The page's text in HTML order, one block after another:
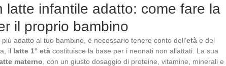
latte infantile adatto: come fare la
il proprio bambino
più adatto al tuo bambino, è necessario tenere conto dell’età e del
il latte 1° età costituisce la base per i neonati non allattati. La sua
materno , con un giusto dosaggio di proteine, vitamine, minerali e